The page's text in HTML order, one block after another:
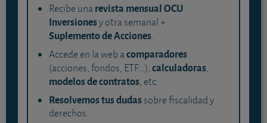
Recibe unarevista mensual OCU
Inversionesy otra semanal +
Suplemento de Acciones.
Accede en la web acomparadores
(acciones, fondos, ETF...),calculadoras,
modelos de contratos, etc.
Resolvemos tus dudassobre fiscalidad y
derechos.